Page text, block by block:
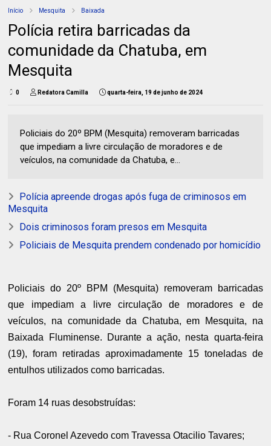
Início Mesquita Baixada
Polícia retira barricadas da
comunidade da Chatuba, em
Mesquita
0 Redatora Camilla quarta-feira, 19 de junho de 2024
Policiais do 20º BPM (Mesquita) removeram barricadas
que impediam a livre circulação de moradores e de
veículos, na comunidade da Chatuba, e...
Polícia apreende drogas após fuga de criminosos em
Mesquita
Dois criminosos foram presos em Mesquita
Policiais de Mesquita prendem condenado por homicídio
Policiais do 20º BPM (Mesquita) removeram barricadas
que impediam a livre circulação de moradores e de
veículos, na comunidade da Chatuba, em Mesquita, na
Baixada Fluminense. Durante a ação, nesta quarta-feira
(19), foram retiradas aproximadamente 15 toneladas de
entulhos utilizados como barricadas.
Foram 14 ruas desobstruídas:
- ⁠Rua Coronel Azevedo com Travessa Otacilio Tavares;